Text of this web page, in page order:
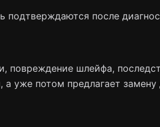
подтверждаются после
повреждение шлейфа,
уже потом предлагает